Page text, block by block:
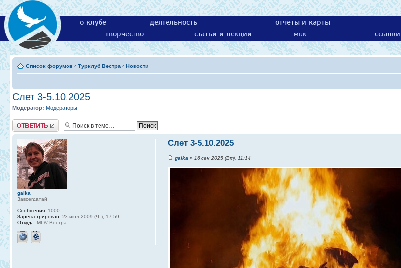
о клубе деятельность отчеты и карты
творчество
статьи и лекции мкк ссылки
Список форумов ‹ Турклуб Вестра ‹ Новости
Слет 3-5.10.2025
Модератор: Модераторы
Ответить
Слет 3-5.10.2025
galka» 16 сен 2025 (Вт), 11:14
galka
Завсегдатай
Сообщения: 1000
Зарегистрирован: 23 июл 2009 (Чт), 17:59
Откуда: МГУ/ Вестра